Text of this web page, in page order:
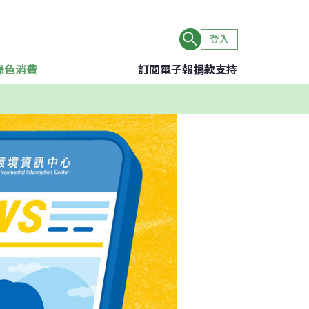
登入
色消費 訂閱電子報捐款支持